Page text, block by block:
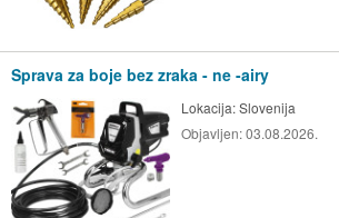
Sprava za boje bez zraka - ne -airy
Lokacija:Slovenija
Objavljen:03.08.2026.